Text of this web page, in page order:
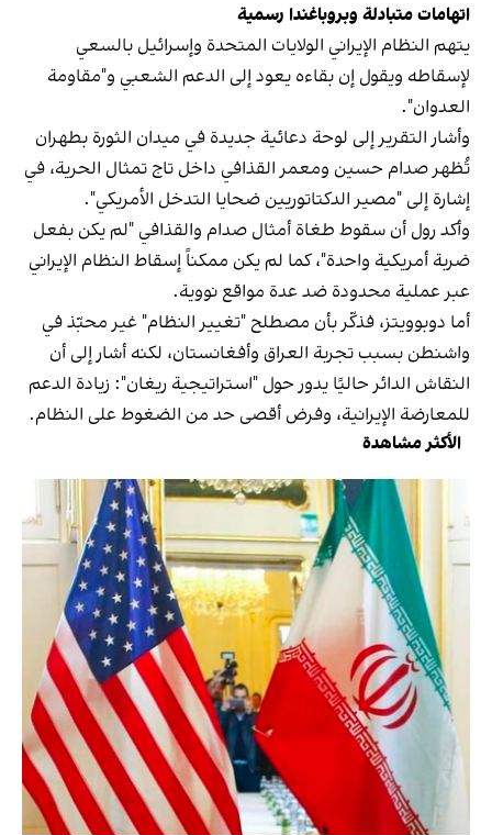
اتهامات متبادلة وبروباغندا رسمية
يتهم النظام الإيراني الولايات المتحدة وإسرائيل بالسعي
لإسقاطه ويقول إن بقاءه يعود إلى الدعم الشعبي و"مقاومة
العدوان".
وأشار التقرير إلى لوحة دعائية جديدة في ميدان الثورة بطهران
تُظهر صدام حسين ومعمر القذافي داخل تاج تمثال الحرية، في
إشارة إلى "مصير الدكتاتوريين ضحايا التدخل الأمريكي".
وأكد رول أن سقوط طغاة أمثال صدام والقذافي "لم يكن بفعل
ضربة أمريكية واحدة"، كما لم يكن ممكناً إسقاط النظام الإيراني
عبر عملية محدودة ضد عدة مواقع نووية.
أما دوبوويتز، فذكّر بأن مصطلح "تغيير النظام" غير محبّذ في
واشنطن بسبب تجربة العراق وأفغانستان، لكنه أشار إلى أن
النقاش الدائر حاليًا يدور حول "استراتيجية ريغان": زيادة الدعم
للمعارضة الإيرانية، وفرض أقصى حد من الضغوط على النظام.
الأكثر مشاهدة